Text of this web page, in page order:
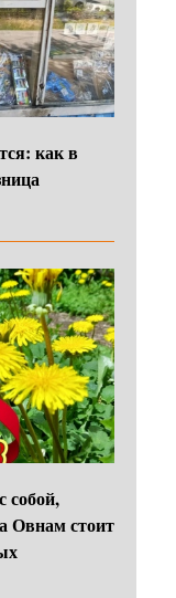
как в
собой,
Овнам стоит